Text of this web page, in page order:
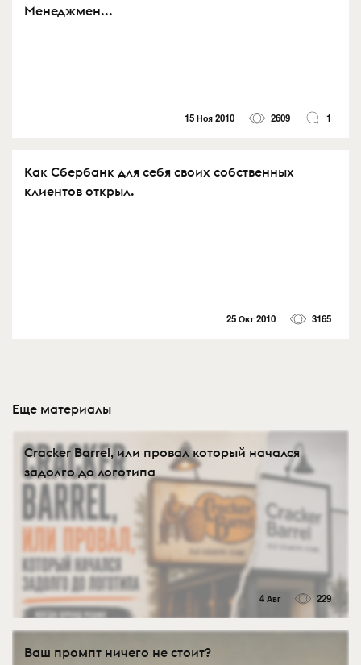
Менеджмен...
15 Ноя 2010 2609 1
Как Сбербанк для себя своих собственных
клиентов открыл.
25 Окт 2010 3165
Еще материалы
Cracker Barrel, или провал который начался
задолго до логотипа
4 Авг 229
Ваш промпт ничего не стоит?